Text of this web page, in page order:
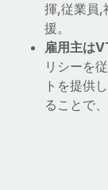
揮,従業員,
援。
雇用主は
リシーを
トを提供
ることで、